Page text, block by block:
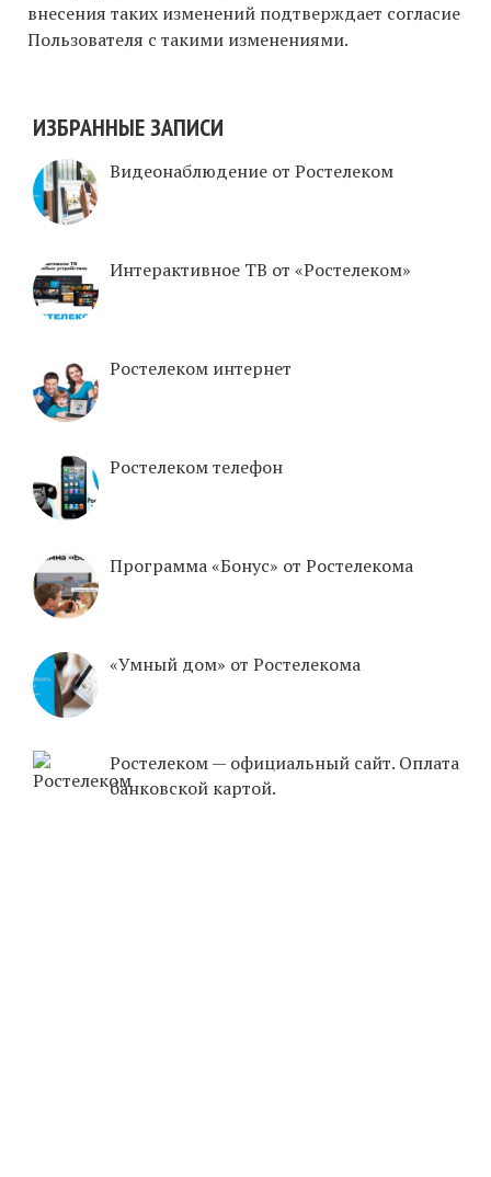
внесения таких изменений подтверждает согласие
Пользователя с такими изменениями.
ИЗБРАННЫЕ ЗАПИСИ
Видеонаблюдение от Ростелеком
Интерактивное ТВ от «Ростелеком»
Ростелеком интернет
Ростелеком телефон
Программа «Бонус» от Ростелекома
«Умный дом» от Ростелекома
Ростелеком — официальный сайт. Оплата
банковской картой.